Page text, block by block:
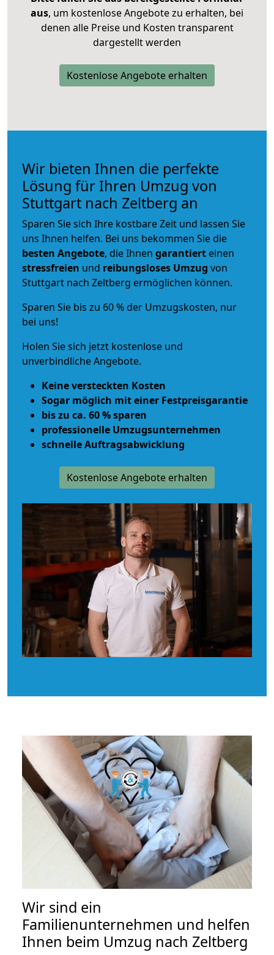
aus, um kostenlose Angebote zu erhalten, bei
denen alle Preise und Kosten transparent
dargestellt werden
Kostenlose Angebote erhalten
Wir bieten Ihnen die perfekte
Lösung für Ihren Umzug von
Stuttgart nach Zeltberg an
Sparen Sie sich Ihre kostbare Zeit und lassen Sie
uns Ihnen helfen. Bei uns bekommen Sie die
besten Angebote, die Ihnen garantiert einen
stressfreien und reibungsloses Umzug von
Stuttgart nach Zeltberg ermöglichen können.
Sparen Sie bis zu 60 % der Umzugskosten, nur
bei uns!
Holen Sie sich jetzt kostenlose und
unverbindliche Angebote.
Keine versteckten Kosten
Sogar möglich mit einer Festpreisgarantie
bis zu ca. 60 % sparen
professionelle Umzugsunternehmen
schnelle Auftragsabwicklung
Kostenlose Angebote erhalten
Wir sind ein
Familienunternehmen und helfen
Ihnen beim Umzug nach Zeltberg